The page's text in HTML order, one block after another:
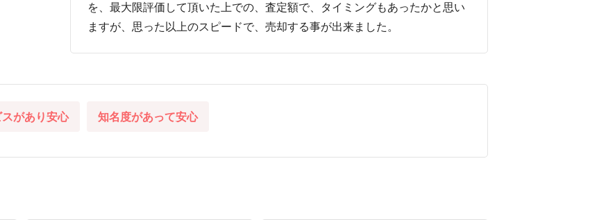
を、最大限評価して頂いた上での、査定額で、タイミングもあったかと思い
ますが、思った以上のスピードで、売却する事が出来ました。
があり安心 知名度があって安心